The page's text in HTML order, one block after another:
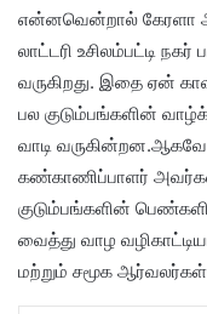
என்னவென்றால் கேரளா
லாட்டரி உசிலம்பட்டி
வருகிறது. இதை ஏன்
பல குடும்பங்களின்
வாடி
கண்காணிப்பாளர் அவர்கள்
குடும்பங்களின்
வைத்து வாழ
மற்றும் சமூக ஆர்வலர்கள்